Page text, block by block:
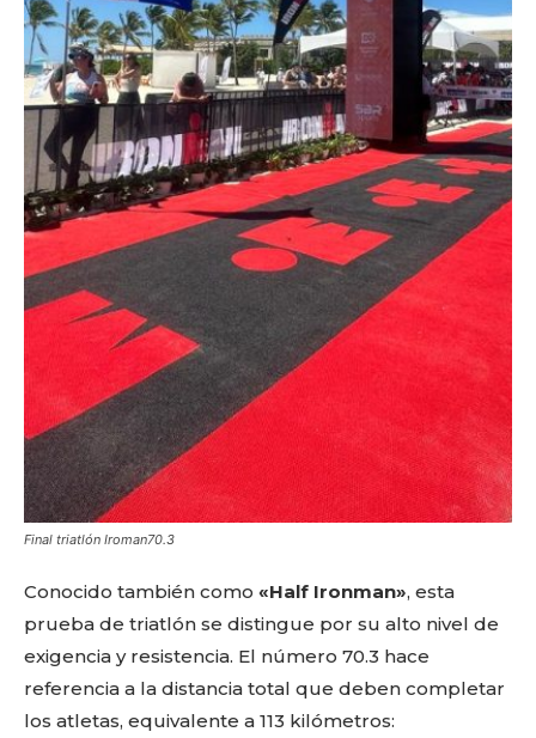
Final triatlón Iroman70.3
Conocido también como «Half Ironman», esta
prueba de triatlón se distingue por su alto nivel de
exigencia y resistencia. El número 70.3 hace
referencia a la distancia total que deben completar
los atletas, equivalente a 113 kilómetros: